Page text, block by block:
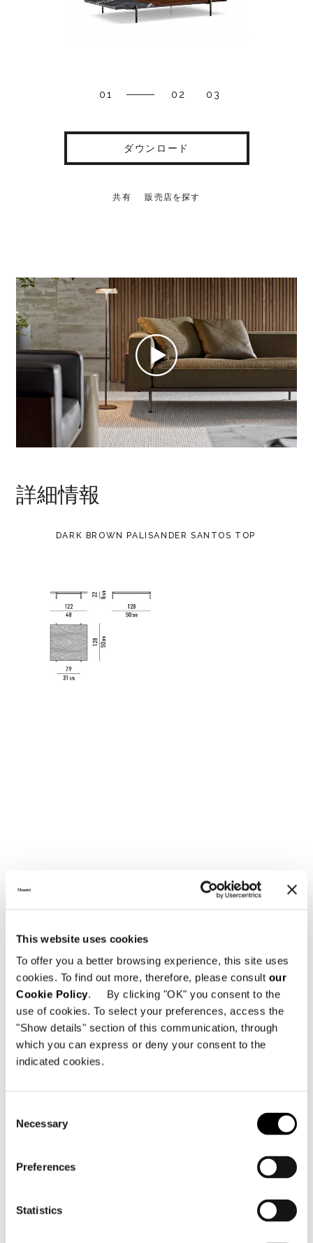
This website uses cookies
To offer you a better browsing experience, this site uses
cookies. To find out more, therefore, please consult our
Cookie Policy. By clicking "OK" you consent to the
use of cookies. To select your preferences, access the
"Show details" section of this communication, through
which you can express or deny your consent to the
indicated cookies.
Selection
Necessary
Preferences
Statistics
01 02 03
ダウンロード
共有 販売店を探す
詳細情報
DARK BROWN PALISANDER SANTOS TOP